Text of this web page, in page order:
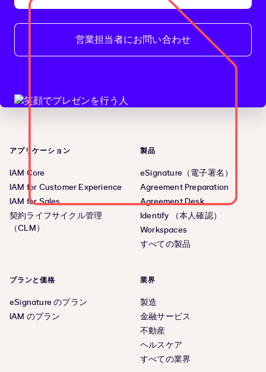
営業担当者にお問い合わせ
アプリケーション
IAM Core
IAM for Customer Experience
IAM for Sales
契約ライフサイクル管理
（CLM）
製品
eSignature（電子署名）
Agreement Preparation
Agreement Desk
Identify （本人確認）
Workspaces
すべての製品
プランと価格
eSignature のプラン
IAM のプラン
業界
製造
金融サービス
不動産
ヘルスケア
すべての業界